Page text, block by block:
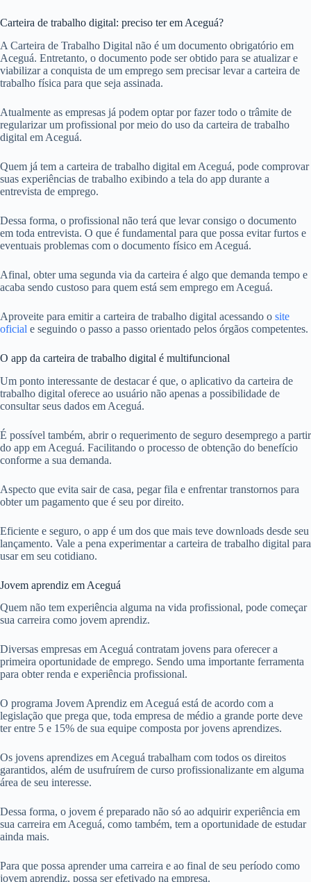
Carteira de trabalho digital: preciso ter em Aceguá?
A Carteira de Trabalho Digital não é um documento obrigatório em
Aceguá. Entretanto, o documento pode ser obtido para se atualizar e
viabilizar a conquista de um emprego sem precisar levar a carteira de
trabalho física para que seja assinada.
Atualmente as empresas já podem optar por fazer todo o trâmite de
regularizar um profissional por meio do uso da carteira de trabalho
digital em Aceguá.
Quem já tem a carteira de trabalho digital em Aceguá, pode comprovar
suas experiências de trabalho exibindo a tela do app durante a
entrevista de emprego.
Dessa forma, o profissional não terá que levar consigo o documento
em toda entrevista. O que é fundamental para que possa evitar furtos e
eventuais problemas com o documento físico em Aceguá.
Afinal, obter uma segunda via da carteira é algo que demanda tempo e
acaba sendo custoso para quem está sem emprego em Aceguá.
Aproveite para emitir a carteira de trabalho digital acessando o site
oficial e seguindo o passo a passo orientado pelos órgãos competentes.
O app da carteira de trabalho digital é multifuncional
Um ponto interessante de destacar é que, o aplicativo da carteira de
trabalho digital oferece ao usuário não apenas a possibilidade de
consultar seus dados em Aceguá.
É possível também, abrir o requerimento de seguro desemprego a partir
do app em Aceguá. Facilitando o processo de obtenção do benefício
conforme a sua demanda.
Aspecto que evita sair de casa, pegar fila e enfrentar transtornos para
obter um pagamento que é seu por direito.
Eficiente e seguro, o app é um dos que mais teve downloads desde seu
lançamento. Vale a pena experimentar a carteira de trabalho digital para
usar em seu cotidiano.
Jovem aprendiz em Aceguá
Quem não tem experiência alguma na vida profissional, pode começar
sua carreira como jovem aprendiz.
Diversas empresas em Aceguá contratam jovens para oferecer a
primeira oportunidade de emprego. Sendo uma importante ferramenta
para obter renda e experiência profissional.
O programa Jovem Aprendiz em Aceguá está de acordo com a
legislação que prega que, toda empresa de médio a grande porte deve
ter entre 5 e 15% de sua equipe composta por jovens aprendizes.
Os jovens aprendizes em Aceguá trabalham com todos os direitos
garantidos, além de usufruírem de curso profissionalizante em alguma
área de seu interesse.
Dessa forma, o jovem é preparado não só ao adquirir experiência em
sua carreira em Aceguá, como também, tem a oportunidade de estudar
ainda mais.
Para que possa aprender uma carreira e ao final de seu período como
jovem aprendiz, possa ser efetivado na empresa.